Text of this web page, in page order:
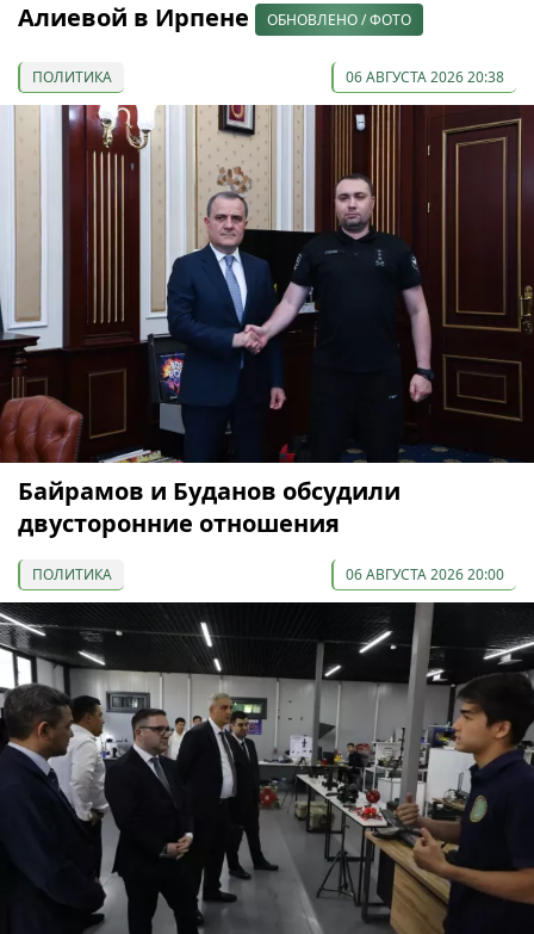
Алиевой в Ирпене
ОБНОВЛЕНО / ФОТО
ПОЛИТИКА 06 АВГУСТА 2026 20:38
Байрамов и Буданов обсудили
двусторонние отношения
ПОЛИТИКА 06 АВГУСТА 2026 20:00